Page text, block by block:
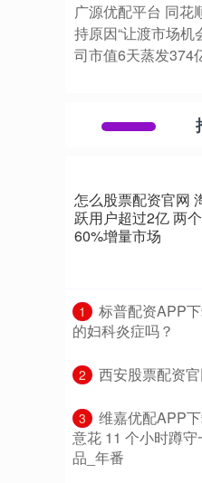
广源优配平台 同花
持原因“让渡市场机
司市值6天蒸发374
怎么股票配资官网
跃用户超过2亿 两
60%增量市场
1
标普配资APP
的妇科炎症吗？
2 西安股票配资
3
维嘉优配APP
意花 11 个小时蹲
品_年番